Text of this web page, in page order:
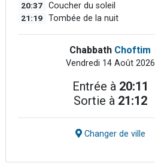
20:37 Coucher du soleil
21:19 Tombée de la nuit
Chabbath Choftim
Vendredi 14 Août 2026
Entrée à 20:11
Sortie à 21:12
Changer de ville